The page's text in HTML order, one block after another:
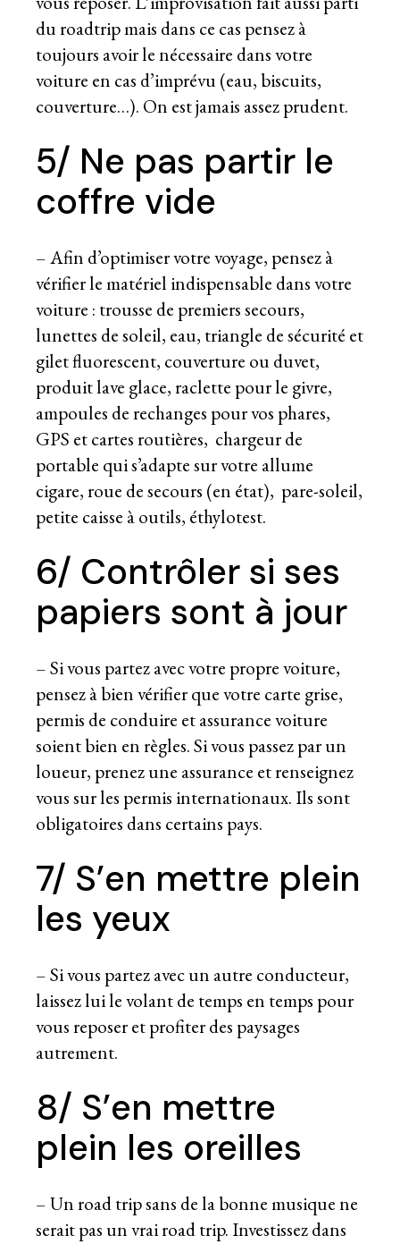
du roadtrip mais dans ce cas pensez à
toujours avoir le nécessaire dans votre
voiture en cas d’imprévu (eau, biscuits,
couverture…). On est jamais assez prudent.
5/ Ne pas partir le
coffre vide
– Afin d’optimiser votre voyage, pensez à
vérifier le matériel indispensable dans votre
voiture : trousse de premiers secours,
lunettes de soleil, eau, triangle de sécurité et
gilet fluorescent, couverture ou duvet,
produit lave glace, raclette pour le givre,
ampoules de rechanges pour vos phares,
GPS et cartes routières, chargeur de
portable qui s’adapte sur votre allume
cigare, roue de secours (en état), pare-soleil,
petite caisse à outils, éthylotest.
6/ Contrôler si ses
papiers sont à jour
– Si vous partez avec votre propre voiture,
pensez à bien vérifier que votre carte grise,
permis de conduire et assurance voiture
soient bien en règles. Si vous passez par un
loueur, prenez une assurance et renseignez
vous sur les permis internationaux. Ils sont
obligatoires dans certains pays.
7/ S’en mettre plein
les yeux
– Si vous partez avec un autre conducteur,
laissez lui le volant de temps en temps pour
vous reposer et profiter des paysages
autrement.
8/ S’en mettre
plein les oreilles
– Un road trip sans de la bonne musique ne
serait pas un vrai road trip. Investissez dans